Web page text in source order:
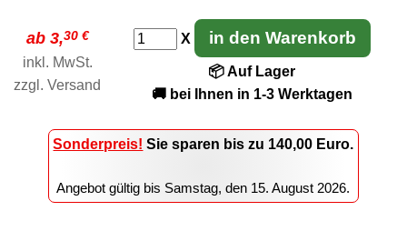
ab 3,30 €
inkl. MwSt.
zzgl. Versand
X in den Warenkorb
📦 Auf Lager
🚚 bei Ihnen in 1-3 Werktagen
Sonderpreis! Sie sparen bis zu 140,00 Euro.
Angebot gültig bis Samstag, den 15. August 2026.